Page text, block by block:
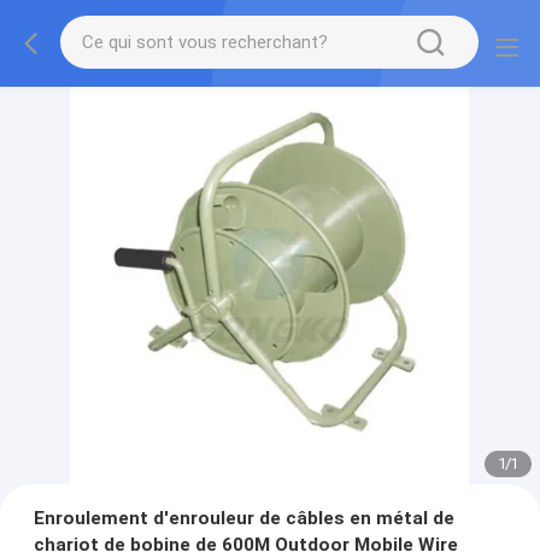
1/1
Enroulement d'enrouleur de câbles en métal de
chariot de bobine de 600M Outdoor Mobile Wire